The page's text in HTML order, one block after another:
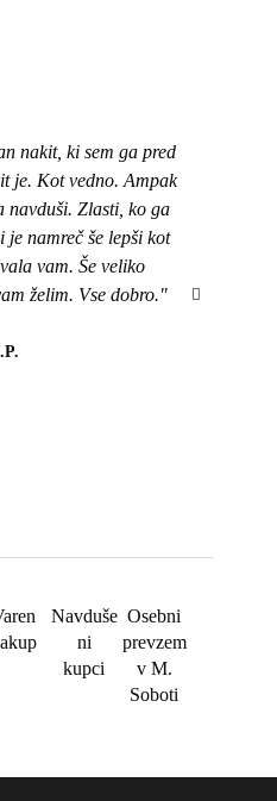
nakit, ki sem ga pred
je. Kot vedno. Ampak
navduši. Zlasti, ko ga
namreč še lepši kot
vam. Še veliko
želim. Vse dobro."
Navduše
ni
kupci
Osebni
prevzem
v M.
Soboti